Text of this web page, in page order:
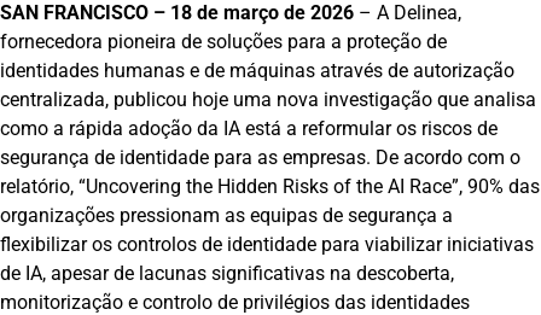
SAN FRANCISCO – 18 de março de 2026 – A Delinea,
fornecedora pioneira de soluções para a proteção de
identidades humanas e de máquinas através de autorização
centralizada, publicou hoje uma nova investigação que analisa
como a rápida adoção da IA está a reformular os riscos de
segurança de identidade para as empresas. De acordo com o
relatório, “Uncovering the Hidden Risks of the AI Race”, 90% das
organizações pressionam as equipas de segurança a
flexibilizar os controlos de identidade para viabilizar iniciativas
de IA, apesar de lacunas significativas na descoberta,
monitorização e controlo de privilégios das identidades